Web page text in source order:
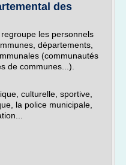
des
les personnels
départements,
(communautés
de communes...).
culturelle, sportive,
la police municipale,